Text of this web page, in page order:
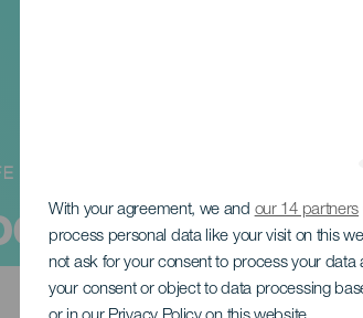
With your agreement, we and our 14 partners
process personal data like your visit on this
not ask for your consent to process your
your consent or object to data processing